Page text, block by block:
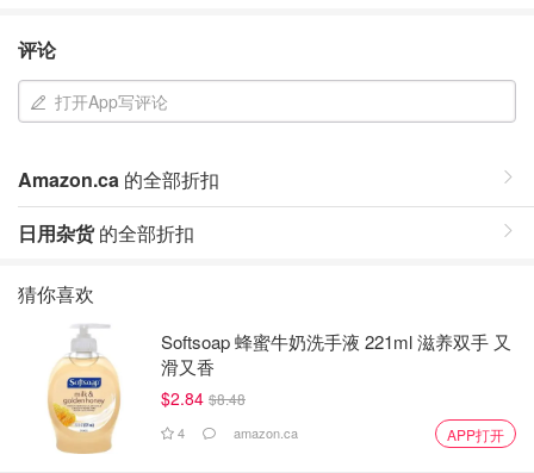
评论
打开App写评论
Amazon.ca 的全部折扣
日用杂货的全部折扣
猜你喜欢
Softsoap 蜂蜜牛奶洗手液 221ml 滋养双手 又
滑又香
$2.84 $8.48
4 amazon.ca APP打开